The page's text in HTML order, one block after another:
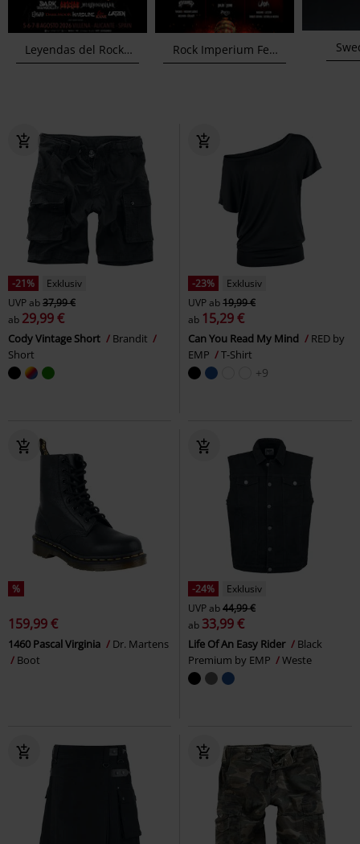
Leyendas del Rock Festival Rock Imperium Festival 2026
-21%
Exklusiv
UVPab37,99 €
ab 29,99 €
Cody Vintage Short
Brandit
Short
-23%
Exklusiv
UVPab19,99 €
ab 15,29 €
Can You Read My Mind
RED by
EMP
T-Shirt
+9
%
159,99 €
1460 Pascal Virginia
Dr. Martens
Boot
-24%
Exklusiv
UVPab44,99 €
ab 33,99 €
Life Of An Easy Rider
Black
Premium by EMP
Weste